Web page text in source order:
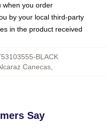
when you order
by your local third-party
in the product received
BLACK
Canecas
Say